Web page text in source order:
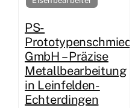
PS-
Prototypenschmiede
GmbH – Präzise
Metallbearbeitung
in Leinfelden-
Echterdingen